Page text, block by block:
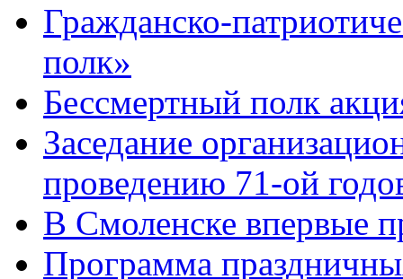
Гражданско-
полк»
Бессмертный полк
Заседание
проведению 71-ой
В Смоленске впервые
Программа